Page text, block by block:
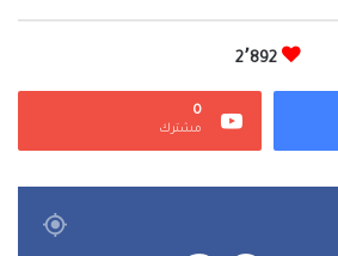
2٬892
0
مشترك